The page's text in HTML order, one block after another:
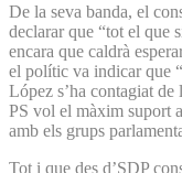
De la seva banda, el
declarar que “tot el que
encara que caldrà
el polític va indicar que
López s’ha contagiat
PS vol el màxim suport
amb els grups
Tot i que des d’SDP